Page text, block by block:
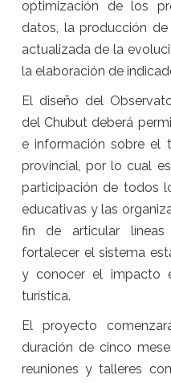
optimización de los
datos, la producción
actualizada de la
la elaboración de
El diseño del
del Chubut deberá
e información sobre el
provincial, por lo cual
participación de todos
educativas y las
fin de articular
fortalecer el sistema
y conocer el impacto
turística.
El proyecto
duración de cinco
reuniones y talleres